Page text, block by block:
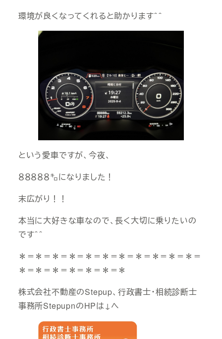
環境が良くなってくれると助かります＾＾
という愛車ですが、今夜、
８８８８８㌔になりました！
末広がり！！
本当に大好きな車なので、長く大切に乗りたいの
です＾＾
＊＝＊＝＊＝＊＝＊＝＊＝＊＝＊＝＊＝＊＝＊＝
＊＝＊＝＊＝＊＝＊＝＊＝＊
株式会社不動産のStepup、行政書士・相続診断士
事務所StepupnのHPは↓へ